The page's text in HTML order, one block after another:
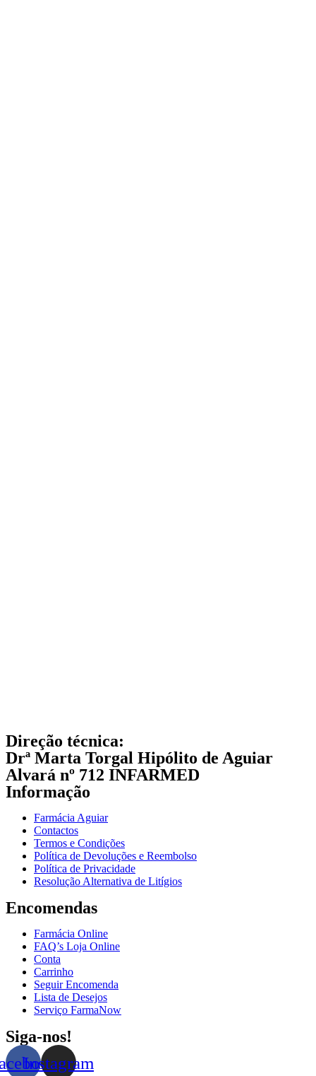
Direção técnica:
Drª Marta Torgal Hipólito de Aguiar
Alvará nº 712 INFARMED
Informação
Farmácia Aguiar
Contactos
Termos e Condições
Política de Devoluções e Reembolso
Política de Privacidade
Resolução Alternativa de Litígios
Encomendas
Farmácia Online
FAQ’s Loja Online
Conta
Carrinho
Seguir Encomenda
Lista de Desejos
Serviço FarmaNow
Siga-nos!
Instagram